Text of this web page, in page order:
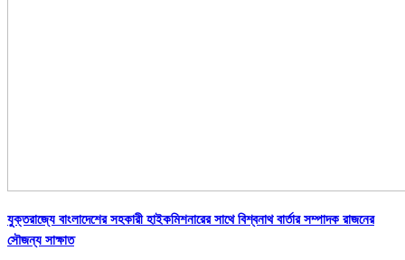
যুক্তরাজ্যে বাংলাদেশের সহকারী হাইকমিশনারের সাথে বিশ্বনাথ বার্তার সম্পাদক রাজনের
সৌজন্য সাক্ষাত